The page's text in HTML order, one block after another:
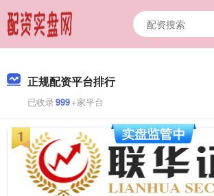
正规配资平台排行
已收录999+家平台